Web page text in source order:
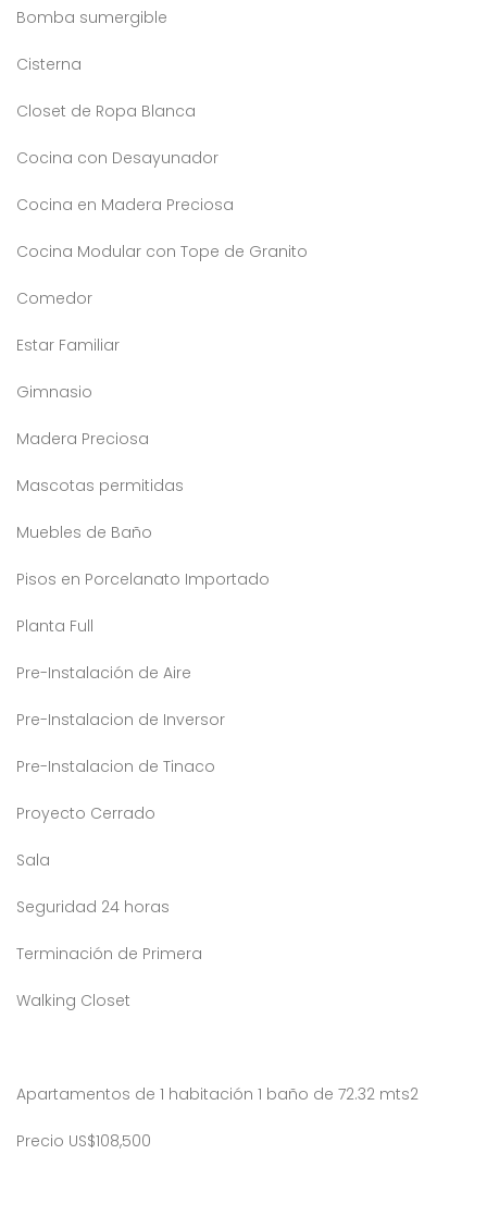
Bomba sumergible
Cisterna
Closet de Ropa Blanca
Cocina con Desayunador
Cocina en Madera Preciosa
Cocina Modular con Tope de Granito
Comedor
Estar Familiar
Gimnasio
Madera Preciosa
Mascotas permitidas
Muebles de Baño
Pisos en Porcelanato Importado
Planta Full
Pre-Instalación de Aire
Pre-Instalacion de Inversor
Pre-Instalacion de Tinaco
Proyecto Cerrado
Sala
Seguridad 24 horas
Terminación de Primera
Walking Closet
Apartamentos de 1 habitación 1 baño de 72.32 mts2
Precio US$108,500